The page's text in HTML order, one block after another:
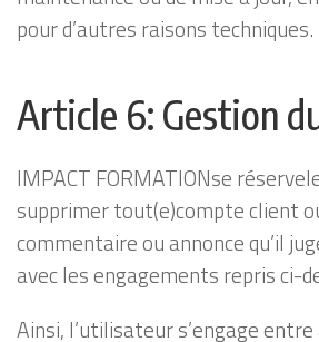
pour d’autres raisons techniques.
Article 6: Gestion
IMPACT FORMATIONse
supprimer tout(e)compte client
commentaire ou annonce qu’il
avec les engagements repris ci-
Ainsi, l’utilisateur s’engage